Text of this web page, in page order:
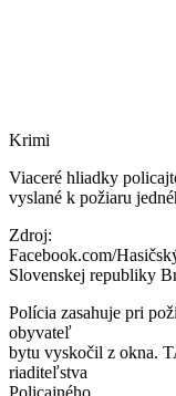
Krimi
Viaceré hliadky
vyslané k požiaru
Zdroj:
Facebook.com/
Slovenskej republiky
Polícia zasahuje pri
obyvateľ
bytu vyskočil z okna.
riaditeľstva
Policajného...